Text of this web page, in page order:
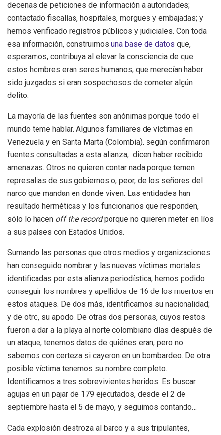
decenas de peticiones de información a autoridades;
contactado fiscalías, hospitales, morgues y embajadas; y
hemos verificado registros públicos y judiciales. Con toda
esa información, construimos una base de datos que,
esperamos, contribuya al elevar la consciencia de que
estos hombres eran seres humanos, que merecían haber
sido juzgados si eran sospechosos de cometer algún
delito.
La mayoría de las fuentes son anónimas porque todo el
mundo teme hablar. Algunos familiares de víctimas en
Venezuela y en Santa Marta (Colombia), según confirmaron
fuentes consultadas a esta alianza, dicen haber recibido
amenazas. Otros no quieren contar nada porque temen
represalias de sus gobiernos o, peor, de los señores del
narco que mandan en donde viven. Las entidades han
resultado herméticas y los funcionarios que responden,
sólo lo hacen off the recordporque no quieren meter en líos
a sus países con Estados Unidos.
Sumando las personas que otros medios y organizaciones
han conseguido nombrar y las nuevas víctimas mortales
identificadas por esta alianza periodística, hemos podido
conseguir los nombres y apellidos de 16 de los muertos en
estos ataques. De dos más, identificamos su nacionalidad;
y de otro, su apodo. De otras dos personas, cuyos restos
fueron a dar a la playa al norte colombiano días después de
un ataque, tenemos datos de quiénes eran, pero no
sabemos con certeza si cayeron en un bombardeo. De otra
posible víctima tenemos su nombre completo.
Identificamos a tres sobrevivientes heridos. Es buscar
agujas en un pajar de 179 ejecutados, desde el 2 de
septiembre hasta el 5 de mayo, y seguimos contando…
Cada explosión destroza al barco y a sus tripulantes,